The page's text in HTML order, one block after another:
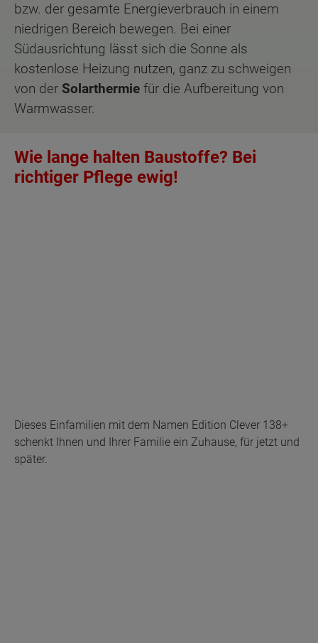
bzw. der gesamte Energieverbrauch in einem
niedrigen Bereich bewegen. Bei einer
Südausrichtung lässt sich die Sonne als
kostenlose Heizung nutzen, ganz zu schweigen
von der Solarthermie für die Aufbereitung von
Warmwasser.
Wie lange halten Baustoffe? Bei
richtiger Pflege ewig!
Dieses Einfamilien mit dem Namen Edition Clever 138+
schenkt Ihnen und Ihrer Familie ein Zuhause, für jetzt und
später.